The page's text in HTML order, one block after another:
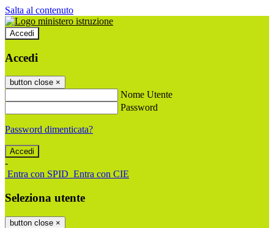
Salta al contenuto
Accedi
Accedi
button close ×
Nome Utente
Password
Password dimenticata?
-
Entra con SPID Entra con CIE
Seleziona utente
button close ×